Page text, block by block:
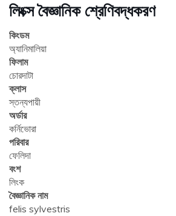
লিংক্স বৈজ্ঞানিক শ্রেণিবদ্ধকরণ
কিংডম
অ্যানিমালিয়া
ফিলাম
চোরদাটা
ক্লাস
স্তন্যপায়ী
অর্ডার
কর্নিভোরা
পরিবার
ফেলিদা
বংশ
লিংক
বৈজ্ঞানিক নাম
felis sylvestris